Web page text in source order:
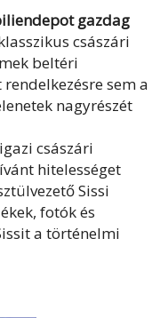
gazdag
császári
beltéri
sem a
nagyrészét
császári
hitelességet
Sissi
fotók és
a történelmi